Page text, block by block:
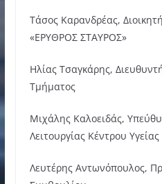
Τάσος Καρανδρέας,
«ΕΡΥΘΡΟΣ ΣΤΑΥΡΟΣ»
Ηλίας Τσαγκάρης,
Τμήματος
Μιχάλης Καλοειδάς,
Λειτουργίας Κέντρου
Λευτέρης Αντωνόπουλος,